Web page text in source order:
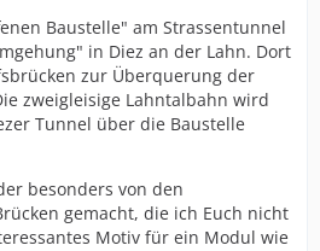
Baustelle" am Strassentunnel
in Diez an der Lahn. Dort
zur Überquerung der
zweigleisige Lahntalbahn wird
Tunnel über die Baustelle
besonders von den
gemacht, die ich Euch nicht
Motiv für ein Modul wie